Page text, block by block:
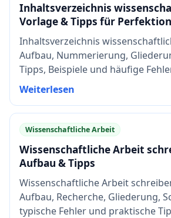
Inhaltsverzeichnis
Vorlage & Tipps für Perfektion
Inhaltsverzeichnis
Aufbau, Nummerierung,
Tipps, Beispiele und häufige
Weiterlesen
Wissenschaftliche Arbeit
Wissenschaftliche Arbeit
Aufbau & Tipps
Wissenschaftliche Arbeit
Aufbau, Recherche, Gliederung,
typische Fehler und praktische